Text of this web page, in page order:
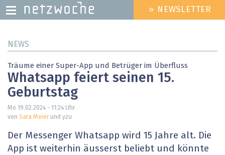
zum
HEADER
MENU
» NEWSLETTER
NEWS
Träume einer Super-App und Betrüger im Überfluss
Whatsapp feiert seinen 15.
Geburtstag
Mo 19.02.2024 - 11:24 Uhr
von Sara Meierund yzu
Der Messenger Whatsapp wird 15 Jahre alt. Die
App ist weiterhin äusserst beliebt und könnte